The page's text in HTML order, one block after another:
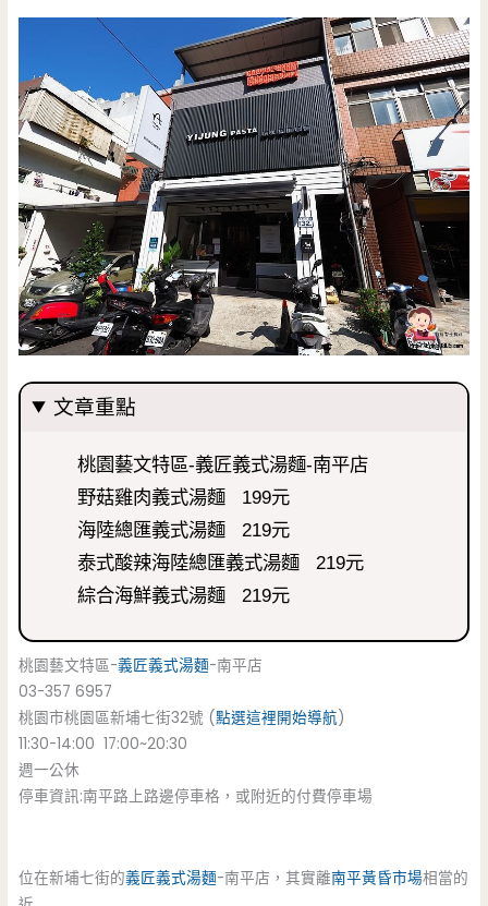
文章重點
桃園藝文特區-義匠義式湯麵-南平店
野菇雞肉義式湯麵 199元
海陸總匯義式湯麵 219元
泰式酸辣海陸總匯義式湯麵 219元
綜合海鮮義式湯麵 219元
桃園藝文特區-義匠義式湯麵-南平店
03-357 6957
桃園市桃園區新埔七街32號 (點選這裡開始導航)
11:30-14:00 17:00~20:30
週一公休
停車資訊:南平路上路邊停車格，或附近的付費停車場
位在新埔七街的義匠義式湯麵-南平店，其實離南平黃昏市場相當的